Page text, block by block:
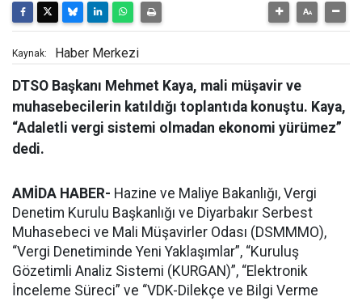
Kaynak: Haber Merkezi
DTSO Başkanı Mehmet Kaya, mali müşavir ve
muhasebecilerin katıldığı toplantıda konuştu. Kaya,
“Adaletli vergi sistemi olmadan ekonomi yürümez”
dedi.
AMİDA HABER- Hazine ve Maliye Bakanlığı, Vergi
Denetim Kurulu Başkanlığı ve Diyarbakır Serbest
Muhasebeci ve Mali Müşavirler Odası (DSMMMO),
“Vergi Denetiminde Yeni Yaklaşımlar”, “Kuruluş
Gözetimli Analiz Sistemi (KURGAN)”, “Elektronik
İnceleme Süreci” ve “VDK-Dilekçe ve Bilgi Verme